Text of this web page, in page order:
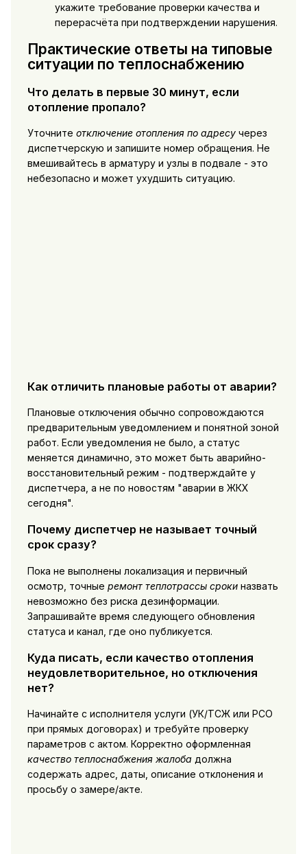
укажите требование проверки качества и
перерасчёта при подтверждении нарушения.
Практические ответы на типовые
ситуации по теплоснабжению
Что делать в первые 30 минут, если
отопление пропало?
Уточните отключение отопления по адресучерез
диспетчерскую и запишите номер обращения. Не
вмешивайтесь в арматуру и узлы в подвале - это
небезопасно и может ухудшить ситуацию.
Как отличить плановые работы от аварии?
Плановые отключения обычно сопровождаются
предварительным уведомлением и понятной зоной
работ. Если уведомления не было, а статус
меняется динамично, это может быть аварийно-
восстановительный режим - подтверждайте у
диспетчера, а не по новостям "аварии в ЖКХ
сегодня".
Почему диспетчер не называет точный
срок сразу?
Пока не выполнены локализация и первичный
осмотр, точные ремонт теплотрассы срокиназвать
невозможно без риска дезинформации.
Запрашивайте время следующего обновления
статуса и канал, где оно публикуется.
Куда писать, если качество отопления
неудовлетворительное, но отключения
нет?
Начинайте с исполнителя услуги (УК/ТСЖ или РСО
при прямых договорах) и требуйте проверку
параметров с актом. Корректно оформленная
качество теплоснабжения жалоба должна
содержать адрес, даты, описание отклонения и
просьбу о замере/акте.